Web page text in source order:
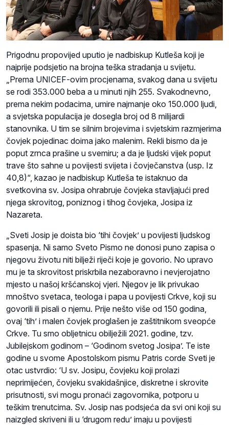
Prigodnu propovijed uputio je nadbiskup Kutleša koji je
najprije podsjetio na brojna teška stradanja u svijetu.
„Prema UNICEF-ovim procjenama, svakog dana u svijetu
se rodi 353.000 beba a u minuti njih 255. Svakodnevno,
prema nekim podacima, umire najmanje oko 150.000 ljudi,
a svjetska populacija je dosegla broj od 8 milijardi
stanovnika. U tim se silnim brojevima i svjetskim razmjerima
čovjek pojedinac doima jako malenim. Rekli bismo da je
poput zrnca prašine u svemiru; a da je ljudski vijek poput
trave što sahne u povijesti svijeta i čovječanstva (usp. Iz
40,8)“, kazao je nadbiskup Kutleša te istaknuo da
svetkovina sv. Josipa ohrabruje čovjeka stavljajući pred
njega skrovitog, poniznog i tihog čovjeka, Josipa iz
Nazareta.
„Sveti Josip je doista bio ‘tihi čovjek’ u povijesti ljudskog
spasenja. Ni samo Sveto Pismo ne donosi puno zapisa o
njegovu životu niti bilježi riječi koje je govorio. No upravo
mu je ta skrovitost priskrbila nezaboravno i nevjerojatno
mjesto u našoj kršćanskoj vjeri. Njegov je lik privukao
mnoštvo svetaca, teologa i papa u povijesti Crkve, koji su
govorili ili pisali o njemu. Prije nešto više od 150 godina,
ovaj ‘tih’ i malen čovjek proglašen je zaštitnikom sveopće
Crkve. Tu smo obljetnicu obilježili 2021. godine, tzv.
Jubilejskom godinom – ‘Godinom svetog Josipa’. Te iste
godine u svome Apostolskom pismu Patris corde Sveti je
otac ustvrdio: ‘U sv. Josipu, čovjeku koji prolazi
neprimijećen, čovjeku svakidašnjice, diskretne i skrovite
prisutnosti, svi mogu pronaći zagovornika, potporu u
teškim trenutcima. Sv. Josip nas podsjeća da svi oni koji su
naizgled skriveni ili u ‘drugom redu’ imaju u povijesti